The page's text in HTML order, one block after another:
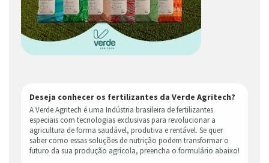
Deseja conhecer os fertilizantes da Verde Agritech?
A Verde Agritech é uma Indústria brasileira de fertilizantes
especiais com tecnologias exclusivas para revolucionar a
agricultura de forma saudável, produtiva e rentável. Se quer
saber como essas soluções de nutrição podem transformar o
futuro da sua produção agrícola, preencha o formulário abaixo!